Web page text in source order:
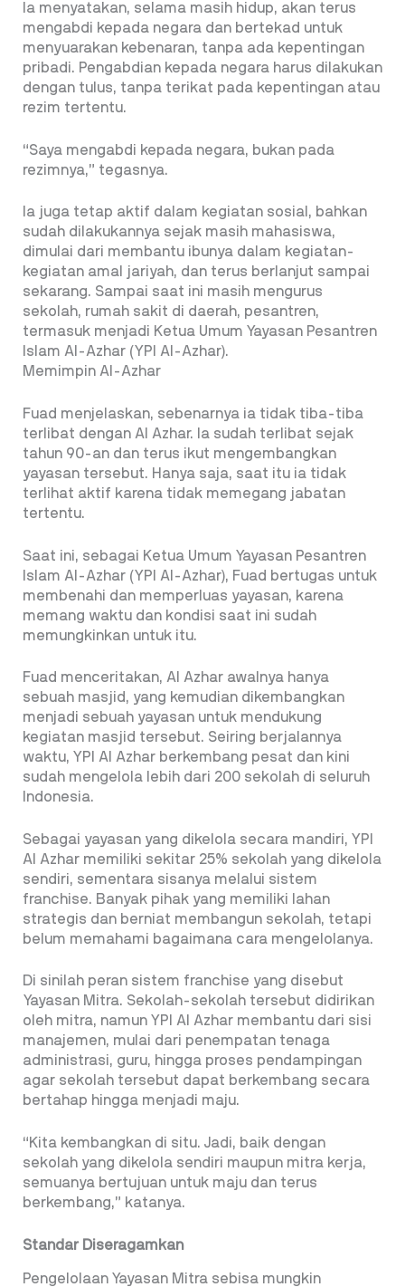
Ia menyatakan, selama masih hidup, akan terus
mengabdi kepada negara dan bertekad untuk
menyuarakan kebenaran, tanpa ada kepentingan
pribadi. Pengabdian kepada negara harus dilakukan
dengan tulus, tanpa terikat pada kepentingan atau
rezim tertentu.
“Saya mengabdi kepada negara, bukan pada
rezimnya,” tegasnya.
Ia juga tetap aktif dalam kegiatan sosial, bahkan
sudah dilakukannya sejak masih mahasiswa,
dimulai dari membantu ibunya dalam kegiatan-
kegiatan amal jariyah, dan terus berlanjut sampai
sekarang. Sampai saat ini masih mengurus
sekolah, rumah sakit di daerah, pesantren,
termasuk menjadi Ketua Umum Yayasan Pesantren
Islam Al-Azhar (YPI Al-Azhar).
Memimpin Al-Azhar
Fuad menjelaskan, sebenarnya ia tidak tiba-tiba
terlibat dengan Al Azhar. Ia sudah terlibat sejak
tahun 90-an dan terus ikut mengembangkan
yayasan tersebut. Hanya saja, saat itu ia tidak
terlihat aktif karena tidak memegang jabatan
tertentu.
Saat ini, sebagai Ketua Umum Yayasan Pesantren
Islam Al-Azhar (YPI Al-Azhar), Fuad bertugas untuk
membenahi dan memperluas yayasan, karena
memang waktu dan kondisi saat ini sudah
memungkinkan untuk itu.
Fuad menceritakan, Al Azhar awalnya hanya
sebuah masjid, yang kemudian dikembangkan
menjadi sebuah yayasan untuk mendukung
kegiatan masjid tersebut. Seiring berjalannya
waktu, YPI Al Azhar berkembang pesat dan kini
sudah mengelola lebih dari 200 sekolah di seluruh
Indonesia.
Sebagai yayasan yang dikelola secara mandiri, YPI
Al Azhar memiliki sekitar 25% sekolah yang dikelola
sendiri, sementara sisanya melalui sistem
franchise. Banyak pihak yang memiliki lahan
strategis dan berniat membangun sekolah, tetapi
belum memahami bagaimana cara mengelolanya.
Di sinilah peran sistem franchise yang disebut
Yayasan Mitra. Sekolah-sekolah tersebut didirikan
oleh mitra, namun YPI Al Azhar membantu dari sisi
manajemen, mulai dari penempatan tenaga
administrasi, guru, hingga proses pendampingan
agar sekolah tersebut dapat berkembang secara
bertahap hingga menjadi maju.
“Kita kembangkan di situ. Jadi, baik dengan
sekolah yang dikelola sendiri maupun mitra kerja,
semuanya bertujuan untuk maju dan terus
berkembang,” katanya.
Standar Diseragamkan
Pengelolaan Yayasan Mitra sebisa mungkin